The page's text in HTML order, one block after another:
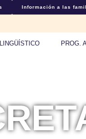
Información a las
PROG.